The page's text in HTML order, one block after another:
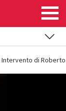
Intervento di